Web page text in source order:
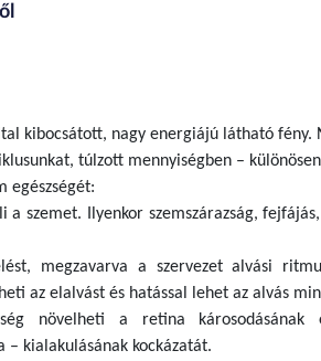
kibocsátott, nagy energiájú látható fény.
túlzott mennyiségben –
egészségét:
szemet. Ilyenkor szemszárazság,
megzavarva a szervezet alvási
az elalvást és hatással lehet az alvás
növelheti a retina károsodásának
– kialakulásának kockázatát.